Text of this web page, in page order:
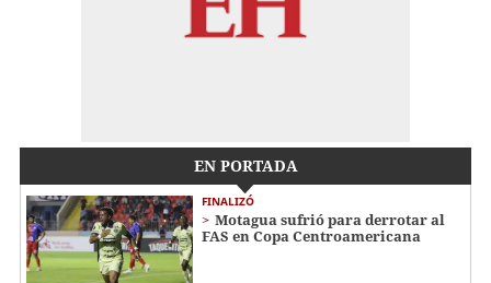
EN PORTADA
FINALIZÓ
Motagua sufrió para derrotar al
FAS en Copa Centroamericana